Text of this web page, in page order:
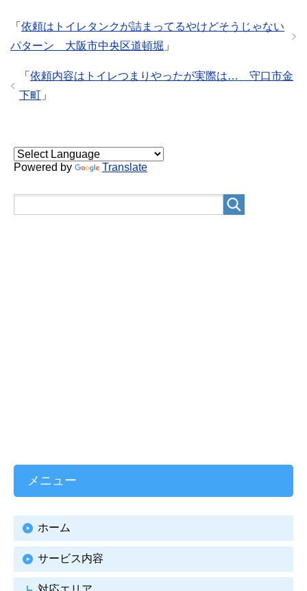
「 依頼はトイレタンクが詰まってるやけどそうじゃない
パターン 大阪市中央区道頓堀 」
「 依頼内容はトイレつまりやったが実際は… 守口市金
下町 」
Powered by Translate
メニュー
ホーム
サービス内容